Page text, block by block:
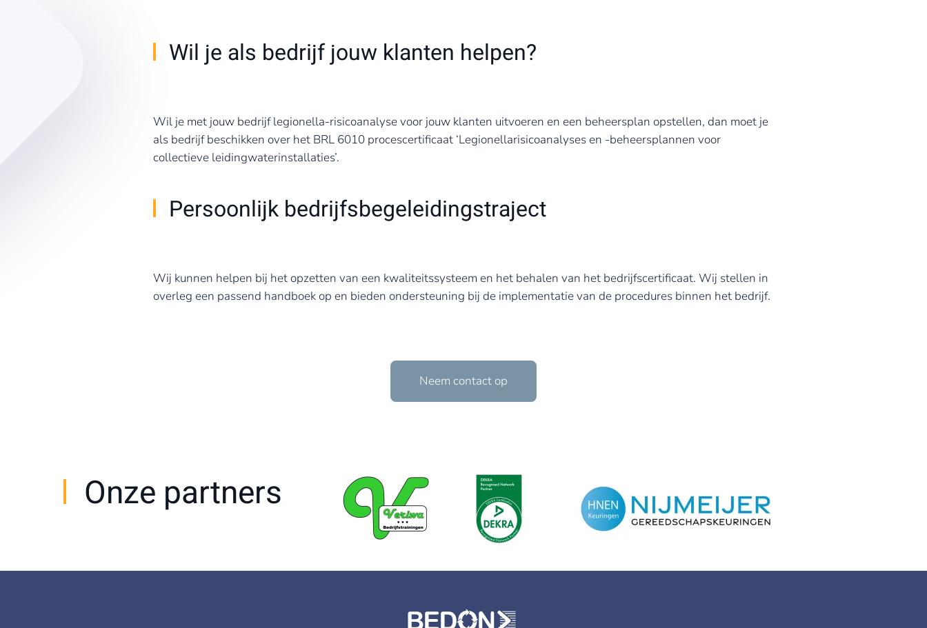
Wil je als bedrijf jouw klanten helpen?
Wil je met jouw bedrijf legionella-risicoanalyse voor jouw klanten uitvoeren en een beheersplan opstellen, dan moet je
als bedrijf beschikken over het BRL 6010 procescertificaat ‘Legionellarisicoanalyses en -beheersplannen voor
collectieve leidingwaterinstallaties’.
Persoonlijk bedrijfsbegeleidingstraject
Wij kunnen helpen bij het opzetten van een kwaliteitssysteem en het behalen van het bedrijfscertificaat. Wij stellen in
overleg een passend handboek op en bieden ondersteuning bij de implementatie van de procedures binnen het bedrijf.
Neem contact op
Onze partners